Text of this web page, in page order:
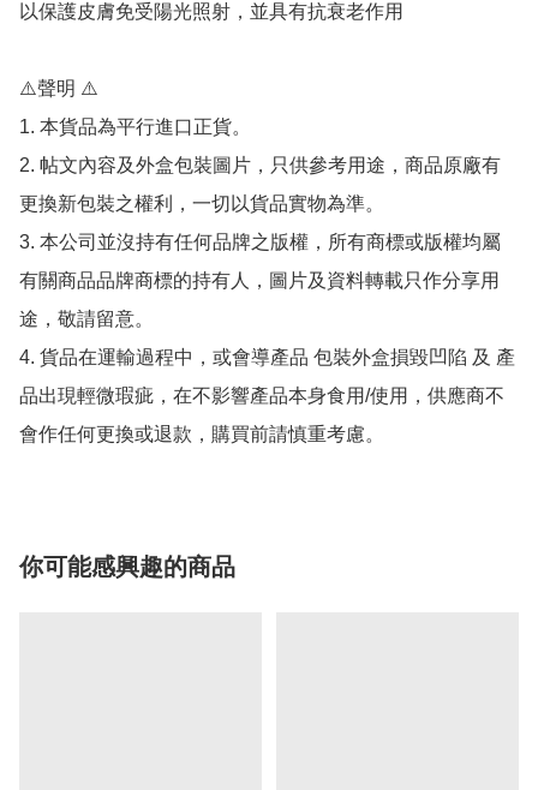
以保護皮膚免受陽光照射，並具有抗衰老作用
⚠️聲明 ⚠️
1. 本貨品為平行進口正貨。
2. 帖文內容及外盒包裝圖片，只供參考用途，商品原廠有
更換新包裝之權利，一切以貨品實物為準。
3. 本公司並沒持有任何品牌之版權，所有商標或版權均屬
有關商品品牌商標的持有人，圖片及資料轉載只作分享用
途，敬請留意。
4. 貨品在運輸過程中，或會導產品 包裝外盒損毀凹陷 及 產
品出現輕微瑕疵，在不影響產品本身食用/使用，供應商不
會作任何更換或退款，購買前請慎重考慮。
你可能感興趣的商品